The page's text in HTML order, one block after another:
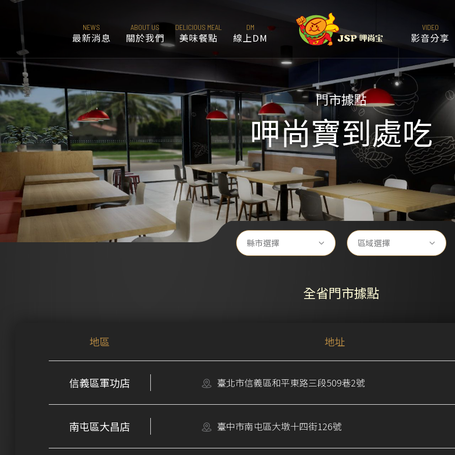
NEWS
最新消息
ABOUT US
關於我們
DELICIOUS MEAL
美味餐點
DM
線上DM
VIDEO
影音分享
門市據點
呷尚寶到處吃
縣市選擇 區域選擇
全省門市據點
地區 地址
信義區軍功店 臺北市信義區和平東路三段509巷2號
南屯區大昌店 臺中市南屯區大墩十四街126號